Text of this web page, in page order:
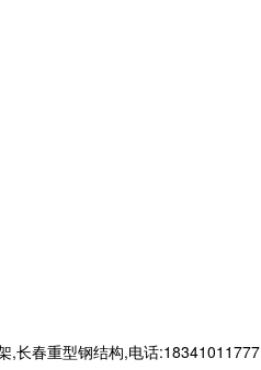
,长春重型钢结构,电话:18341011777